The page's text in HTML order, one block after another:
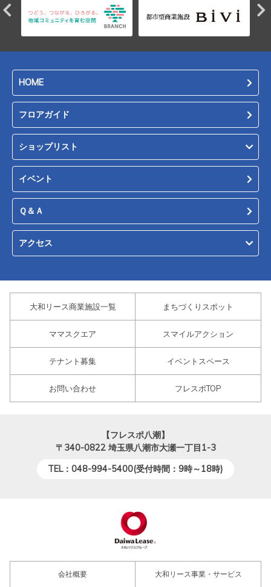
HOME
フロアガイド
ショップリスト
イベント
Ｑ＆Ａ
アクセス
大和リース商業施設一覧 まちづくりスポット
ママスクエア スマイルアクション
テナント募集 イベントスペース
お問い合わせ フレスポTOP
【フレスポ八潮】
〒340-0822 埼玉県八潮市大瀬一丁目1-3
TEL：048-994-5400(受付時間：9時～18時)
会社概要 大和リース事業・サービス